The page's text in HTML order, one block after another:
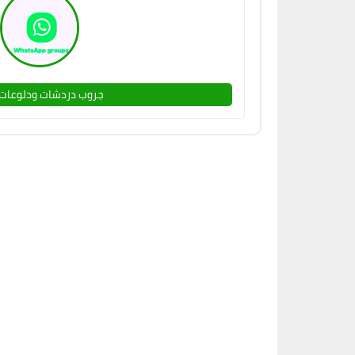
جروب دردشات